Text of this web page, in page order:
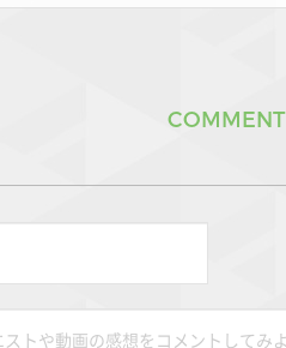
COMMENT